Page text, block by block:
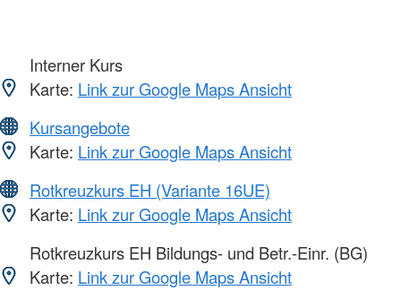
Interner Kurs
Karte: Link zur Google Maps Ansicht
Kursangebote
Karte: Link zur Google Maps Ansicht
Rotkreuzkurs EH (Variante 16UE)
Karte: Link zur Google Maps Ansicht
Rotkreuzkurs EH Bildungs- und Betr.-Einr. (BG)
Karte: Link zur Google Maps Ansicht